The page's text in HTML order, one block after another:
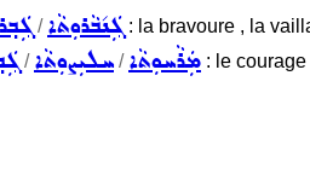
/ܓܲܢ݇ܒܵܪܘܼܬܵܐ : la bravoure , la
/ܚܠܝܼܨܘܼܬܵܐ /ܡܲܪܵܚܘܼܬܵܐ : le